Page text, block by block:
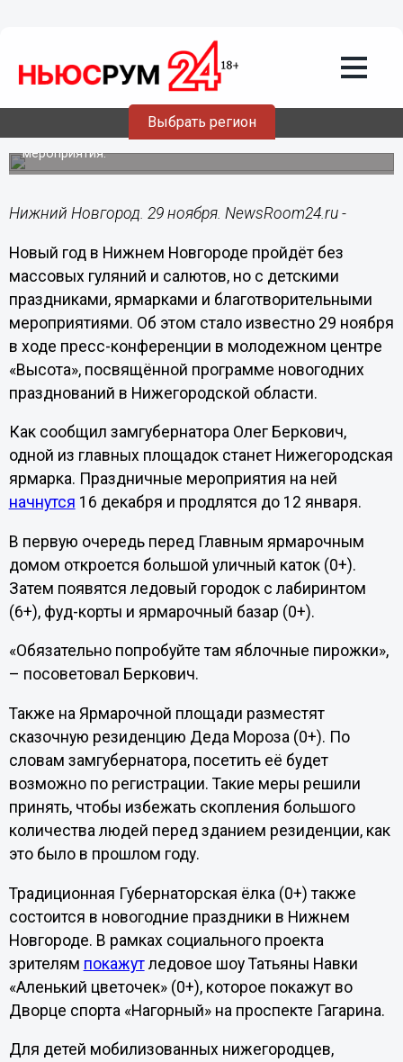
Выбрать регион
Опубликована полная программа
празднования Нового года в Нижнем
Новгороде
Жителей города ждут катки, елки и благотворительные
мероприятия.
Нижний Новгород. 29 ноября. NewsRoom24.ru -
Новый год в Нижнем Новгороде пройдёт без
массовых гуляний и салютов, но с детскими
праздниками, ярмарками и благотворительными
мероприятиями. Об этом стало известно 29 ноября
в ходе пресс-конференции в молодежном центре
«Высота», посвящённой программе новогодних
празднований в Нижегородской области.
Как сообщил замгубернатора Олег Беркович,
одной из главных площадок станет Нижегородская
ярмарка. Праздничные мероприятия на ней
начнутся 16 декабря и продлятся до 12 января.
В первую очередь перед Главным ярмарочным
домом откроется большой уличный каток (0+).
Затем появятся ледовый городок с лабиринтом
(6+), фуд-корты и ярмарочный базар (0+).
«Обязательно попробуйте там яблочные пирожки»,
– посоветовал Беркович.
Также на Ярмарочной площади разместят
сказочную резиденцию Деда Мороза (0+). По
словам замгубернатора, посетить её будет
возможно по регистрации. Такие меры решили
принять, чтобы избежать скопления большого
количества людей перед зданием резиденции, как
это было в прошлом году.
Традиционная Губернаторская ёлка (0+) также
состоится в новогодние праздники в Нижнем
Новгороде. В рамках социального проекта
зрителям покажутледовое шоу Татьяны Навки
«Аленький цветочек» (0+), которое покажут во
Дворце спорта «Нагорный» на проспекте Гагарина.
Для детей мобилизованных нижегородцев,